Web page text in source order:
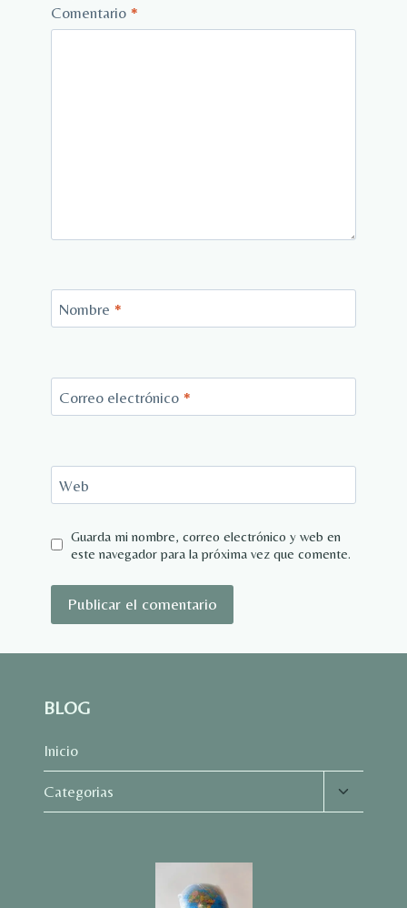
Comentario *
Nombre *
Correo electrónico *
Web
Guarda mi nombre, correo electrónico y web en
este navegador para la próxima vez que comente.
BLOG
Inicio
Categorias
Alternar
menú